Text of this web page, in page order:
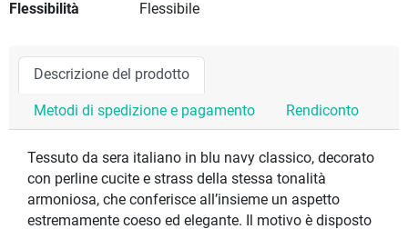
Flessibilità Flessibile
Descrizione del prodotto
Metodi di spedizione e pagamento Rendiconto
Tessuto da sera italiano in blu navy classico, decorato
con perline cucite e strass della stessa tonalità
armoniosa, che conferisce all’insieme un aspetto
estremamente coeso ed elegante. Il motivo è disposto